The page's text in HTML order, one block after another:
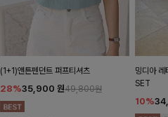
(1+1)앤튼펜던트 퍼프티셔츠
28%35,900 원49,800원
밍디아 레
SET
10%